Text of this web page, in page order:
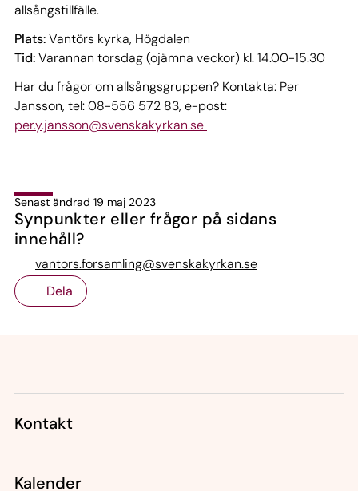
allsångstillfälle.
Plats:Vantörs kyrka, Högdalen
Tid:Varannan torsdag (ojämna veckor) kl. 14.00-15.30
Har du frågor om allsångsgruppen? Kontakta: Per
Jansson, tel: 08-556 572 83, e-post:
per.y.jansson@svenskakyrkan.se
Senast ändrad 19 maj 2023
Synpunkter eller frågor på sidans
innehåll?
vantors.forsamling@svenskakyrkan.se
Dela
Kontakt
Kalender